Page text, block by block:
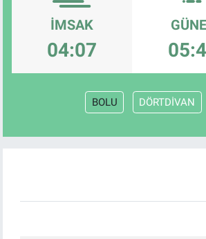
İMSAK
04:07
BOLU DÖRTDİVAN